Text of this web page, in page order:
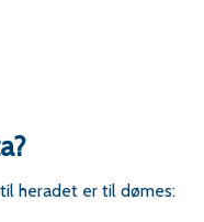
heradet er til dømes: